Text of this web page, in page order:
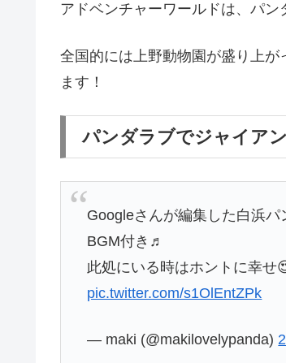
アドベンチャーワールドは、パン
全国的には上野動物園が盛り上
ます！
パンダラブでジャイア
Googleさんが編集した白浜
BGM付き♬
此処にいる時はホントに幸せ
pic.twitter.com/s1OlEntZPk
— maki (@makilovelypanda)